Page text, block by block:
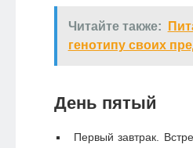
Читайте также:
генотипу своих
День пятый
Первый завтрак.